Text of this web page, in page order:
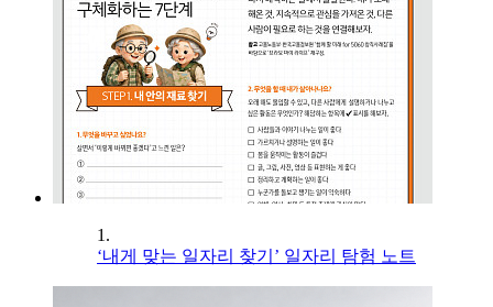
1.
‘내게 맞는 일자리 찾기’ 일자리 탐험 노트